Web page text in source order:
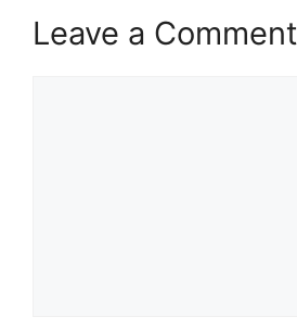
Leave a Comment